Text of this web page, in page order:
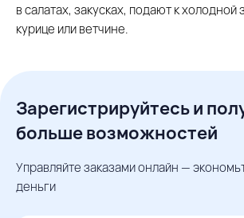
в салатах, закусках, подают к холодной
курице или ветчине.
Зарегистрируйтесь и
больше возможностей
Управляйте заказами онлайн —
деньги